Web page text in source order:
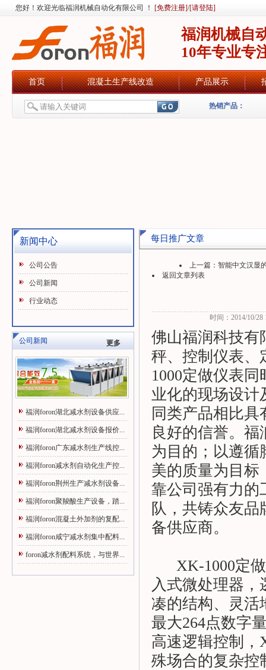
您好！欢迎光临福润机械自动化有限公司 ！ [免费注册]/[请登陆]
福润机械自
10年专业专
首页 混凝土生产线改造 产品展示
热销产品：
新闻中心
公司公告
公司新闻
行业动态
公司新闻 更多
福润foron湖北减水剂设备供应...
福润foron湖北减水剂设备报价...
福润foron广东减水剂生产线控...
福润foron减水剂自动化生产控...
福润foron荆州生产减水剂设备...
福润foron聚羧酸生产设备，踏...
福润foron混凝土外加剂的复配...
福润foron咸宁减水剂集中配料...
foron减水剂配料系统，与世界...
每日推广文章
上一篇： 智能中文汉显
返回文章列表
时间：2014/10/28
佛山福润科技有
秤、控制仪表、
1000定做仪表
业化的现场设计
同类产品相比
良好的信誉。
为目的；以遵循
美的质量为目标
靠公司强有力的
队，共铸众友
备供应商。
XK-1000定做
入式微处理器，
凑的结构、灵活
最大264点数字
高速逻辑控制，
殊场合的复杂控